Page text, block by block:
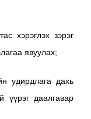
хэрэглэх зэрэг
явуулах;
удирдлага дахь
үүрэг даалгавар